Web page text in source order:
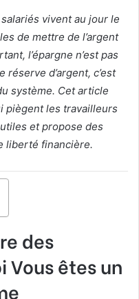
vivent au jour le
de mettre de l’argent
l’épargne n’est pas
réserve d’argent, c’est
système. Cet article
piègent les travailleurs
et propose des
liberté financière.
des
Vous êtes un